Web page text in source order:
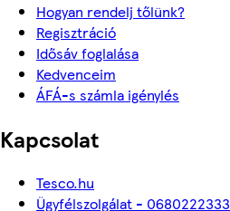
Hogyan rendelj tőlünk?
Regisztráció
Idősáv foglalása
Kedvenceim
ÁFÁ-s számla igénylés
Kapcsolat
Tesco.hu
Ügyfélszolgálat - 0680222333